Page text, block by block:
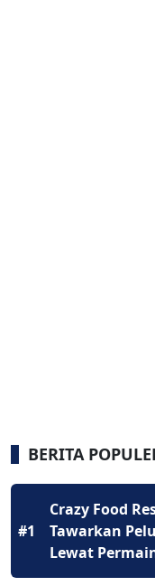
BERITA
#1
Crazy Food
Tawarkan
Lewat